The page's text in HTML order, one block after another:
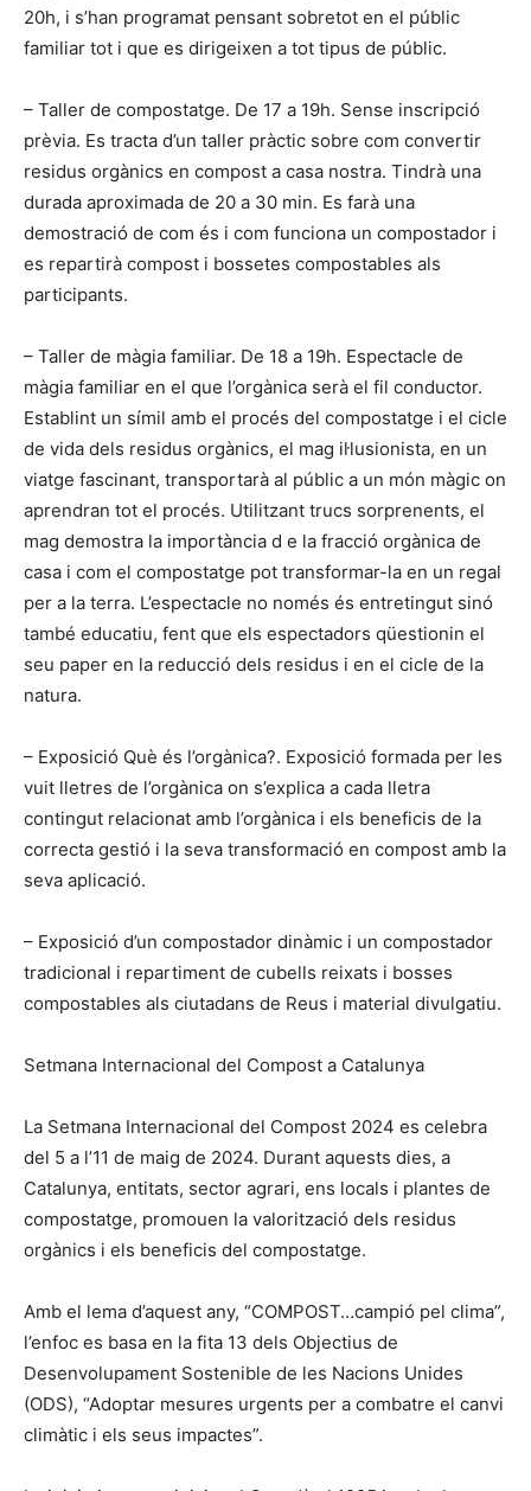
20h, i s’han programat pensant sobretot en el públic
familiar tot i que es dirigeixen a tot tipus de públic.
– Taller de compostatge. De 17 a 19h. Sense inscripció
prèvia. Es tracta d’un taller pràctic sobre com convertir
residus orgànics en compost a casa nostra. Tindrà una
durada aproximada de 20 a 30 min. Es farà una
demostració de com és i com funciona un compostador i
es repartirà compost i bossetes compostables als
participants.
– Taller de màgia familiar. De 18 a 19h. Espectacle de
màgia familiar en el que l’orgànica serà el fil conductor.
Establint un símil amb el procés del compostatge i el cicle
de vida dels residus orgànics, el mag il·lusionista, en un
viatge fascinant, transportarà al públic a un món màgic on
aprendran tot el procés. Utilitzant trucs sorprenents, el
mag demostra la importància d e la fracció orgànica de
casa i com el compostatge pot transformar-la en un regal
per a la terra. L’espectacle no només és entretingut sinó
també educatiu, fent que els espectadors qüestionin el
seu paper en la reducció dels residus i en el cicle de la
natura.
– Exposició Què és l’orgànica?. Exposició formada per les
vuit lletres de l’orgànica on s’explica a cada lletra
contingut relacionat amb l’orgànica i els beneficis de la
correcta gestió i la seva transformació en compost amb la
seva aplicació.
– Exposició d’un compostador dinàmic i un compostador
tradicional i repartiment de cubells reixats i bosses
compostables als ciutadans de Reus i material divulgatiu.
Setmana Internacional del Compost a Catalunya
La Setmana Internacional del Compost 2024 es celebra
del 5 a l’11 de maig de 2024. Durant aquests dies, a
Catalunya, entitats, sector agrari, ens locals i plantes de
compostatge, promouen la valorització dels residus
orgànics i els beneficis del compostatge.
Amb el lema d’aquest any, “COMPOST…campió pel clima”,
l’enfoc es basa en la fita 13 dels Objectius de
Desenvolupament Sostenible de les Nacions Unides
(ODS), “Adoptar mesures urgents per a combatre el canvi
climàtic i els seus impactes”.